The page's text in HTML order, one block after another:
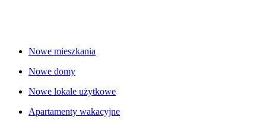
Nowe mieszkania
Nowe domy
Nowe lokale użytkowe
Apartamenty wakacyjne